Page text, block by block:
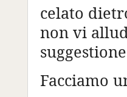
celato
non vi
Facciamo